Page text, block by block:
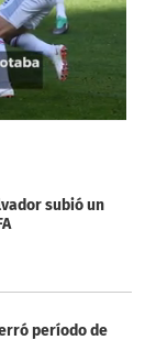
subió un
período de